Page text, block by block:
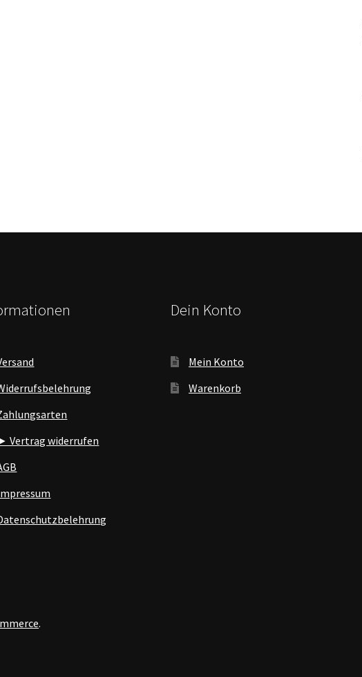
Vertrag widerrufen
Dein Konto
Mein Konto
Warenkorb
.